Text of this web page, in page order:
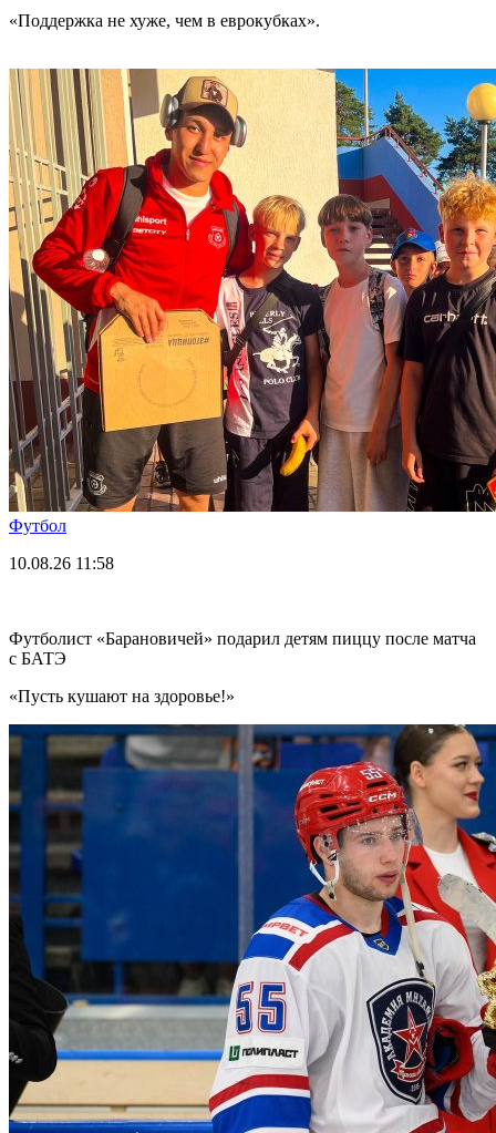
«Поддержка не хуже, чем в еврокубках».
Футбол
10.08.26 11:58
Футболист «Барановичей» подарил детям пиццу после матча
с БАТЭ
«Пусть кушают на здоровье!»